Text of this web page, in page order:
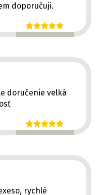
doporučuji.
doručenie velká
rychlé